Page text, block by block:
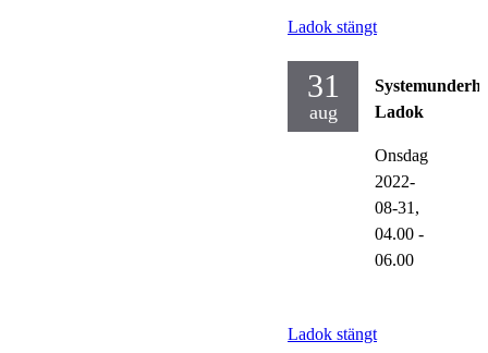
Ladok stängt
31
aug
Ladok
Onsdag
2022-
08-31,
04.00 -
06.00
Ladok stängt